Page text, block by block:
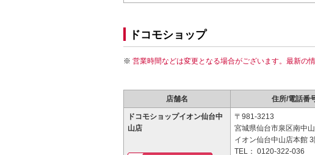
ドコモショップ
営業時間などは変更となる場合がございます。最新の
店舗名 住所/電話番
ドコモショップイオン仙台中
山店
〒981-3213
宮城県仙台市泉区南中
イオン仙台中山店本館
TEL： 0120-322-036